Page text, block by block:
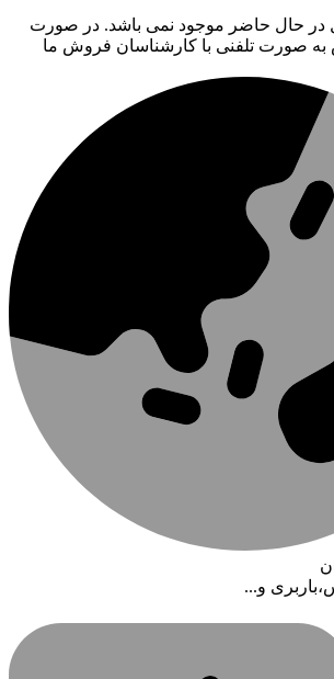
در حال حاضر موجود نمی باشد. در صورت
صورت تلفنی با کارشناسان فروش ما
و...